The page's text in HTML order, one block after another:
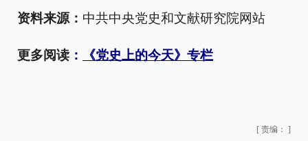
资料来源： 中共中央党史和文献研究院网站
更多阅读 ： 《党史上的今天》专栏
[ 责编： ]